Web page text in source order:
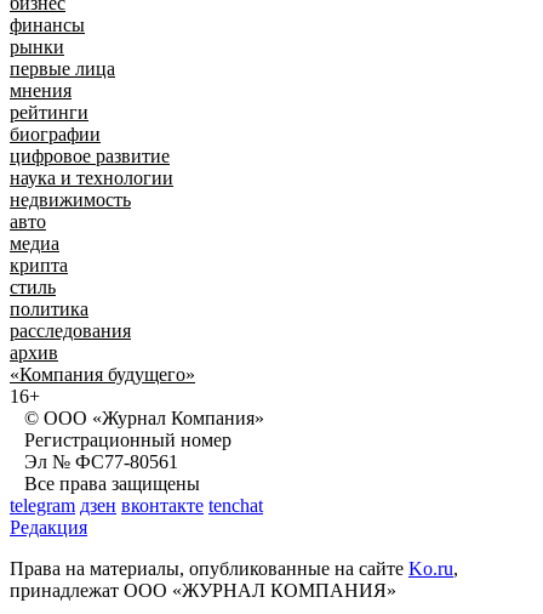
финансы
рынки
первые лица
мнения
рейтинги
биографии
цифровое развитие
наука и технологии
недвижимость
авто
медиа
крипта
стиль
политика
расследования
архив
«Компания будущего»
16+
© ООО «Журнал Компания»
Регистрационный номер
Эл № ФС77-80561
Все права защищены
telegram дзен вконтакте tenchat
Редакция
Права на материалы, опубликованные на сайте Ko.ru,
принадлежат ООО «ЖУРНАЛ КОМПАНИЯ»